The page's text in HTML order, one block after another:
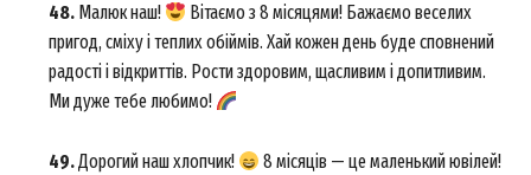
48. Малюк наш!
Вітаємо з 8 місяцями! Бажаємо веселих
пригод, сміху і теплих обіймів. Хай кожен день буде сповнений
радості і відкриттів. Рости здоровим, щасливим і допитливим.
Ми дуже тебе любимо!
49.Дорогий наш хлопчик!
8 місяців — це маленький ювілей!